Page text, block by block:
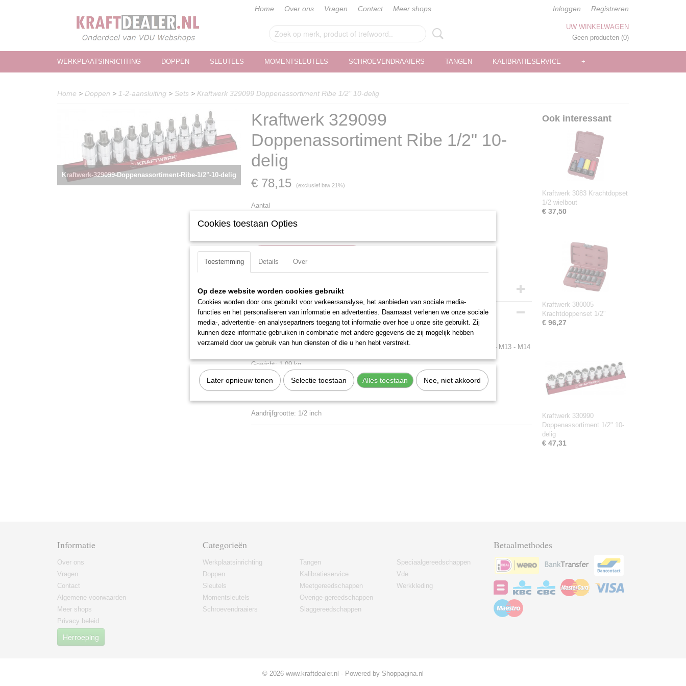
Home Over ons Vragen Contact Meer shops Inloggen Registreren
UW WINKELWAGEN
Geen producten (0)
WERKPLAATSINRICHTING DOPPEN SLEUTELS MOMENTSLEUTELS SCHROEVENDRAAIERS TANGEN KALIBRATIESERVICE +
Home > Doppen > 1-2-aansluiting > Sets > Kraftwerk 329099 Doppenassortiment Ribe 1/2" 10-delig
Kraftwerk-329099-Doppenassortiment-Ribe-1/2"-10-delig
Kraftwerk 329099
Doppenassortiment Ribe 1/2" 10-
delig
€ 78,15 (exclusief btw 21%)
Aantal
Specificaties
Productcode
329099
EAN code
7612206090537
Productcode leverancier
Omschrijving
10-delig bitdoppenset op magnetische rail bestaand uit:
Ribe bitdoppen met stiftgeleiding M5 - M6 - M7 - M8 - M9 - M10 - M11 - M12 - M13 - M14
Gewicht: 1,09 kg
Materiaal: S2 Staal
Aandrijfgrootte: 1/2 inch
Ook interessant
Kraftwerk 3083 Krachtdopset
1/2 wielbout
€ 37,50
Kraftwerk 380005
Krachtdoppenset 1/2"
€ 96,27
Kraftwerk 330990
Doppenassortiment 1/2" 10-
delig
€ 47,31
Informatie
Over ons
Vragen
Contact
Algemene voorwaarden
Meer shops
Privacy beleid
Herroeping
Categorieën
Werkplaatsinrichting
Doppen
Sleutels
Momentsleutels
Schroevendraaiers
Tangen
Kalibratieservice
Meetgereedschappen
Overige-gereedschappen
Slaggereedschappen
Speciaalgereedschappen
Vde
Werkkleding
Betaalmethodes
© 2026 www.kraftdealer.nl - Powered by Shoppagina.nl
Cookies toestaan Opties
Toestemming Details Over
Op deze website worden cookies gebruikt
Cookies worden door ons gebruikt voor verkeersanalyse, het aanbieden van sociale media-
functies en het personaliseren van informatie en advertenties. Daarnaast verlenen we onze sociale
media-, advertentie- en analysepartners toegang tot informatie over hoe u onze site gebruikt. Zij
kunnen deze informatie gebruiken in combinatie met andere gegevens die zij mogelijk hebben
verzameld door uw gebruik van hun diensten of die u hen hebt verstrekt.
Later opnieuw tonen Selectie toestaan Alles toestaan Nee, niet akkoord